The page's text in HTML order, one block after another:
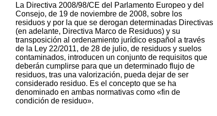
La Directiva 2008/98/CE del Parlamento Europeo y del
Consejo, de 19 de noviembre de 2008, sobre los
residuos y por la que se derogan determinadas Directivas
(en adelante, Directiva Marco de Residuos) y su
transposición al ordenamiento jurídico español a través
de la Ley 22/2011, de 28 de julio, de residuos y suelos
contaminados, introducen un conjunto de requisitos que
deberán cumplirse para que un determinado flujo de
residuos, tras una valorización, pueda dejar de ser
considerado residuo. Es el concepto que se ha
denominado en ambas normativas como «fin de
condición de residuo».